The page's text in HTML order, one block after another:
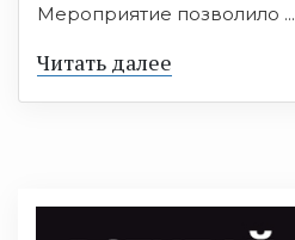
Мероприятие позволило ...
Читать далее